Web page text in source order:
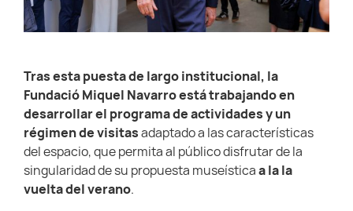
Tras esta puesta de largo institucional, la
Fundació Miquel Navarro está trabajando en
desarrollar el programa de actividades y un
régimen de visitasadaptado a las características
del espacio, que permita al público disfrutar de la
singularidad de su propuesta museísticaa la la
vuelta del verano.